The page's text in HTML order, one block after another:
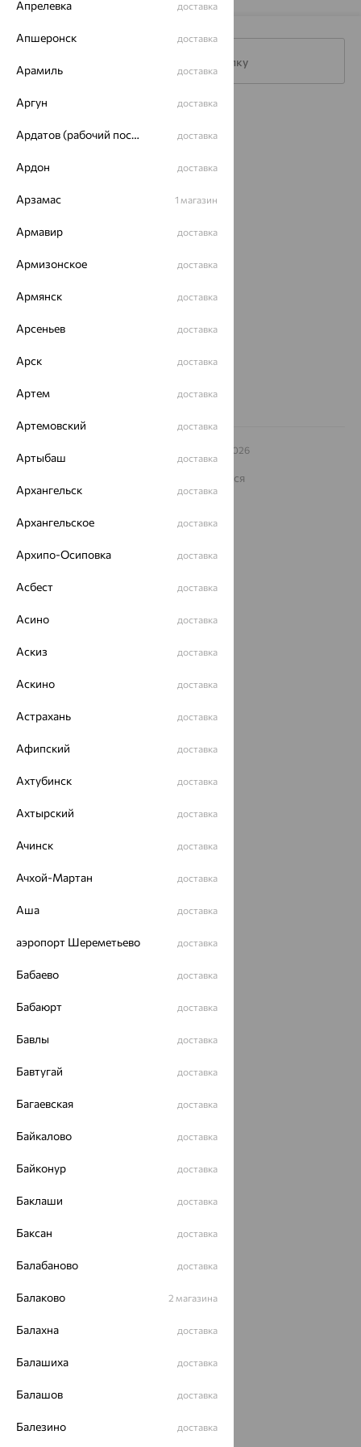
Подписаться на рассылку
Покупателям
О нас
Магазины и доставка г. Липецк
еще 3
Другие города
Заказать звонок
– 2026
Архив акций
Карта сайта
На информационном ресурсе применяются
рекомендательные технологии
Политика конфеденциальности
Разработка сайта —CUBA
Апрелевка доставка
Апшеронск доставка
Арамиль доставка
Аргун доставка
Ардатов (рабочий поселок) доставка
Ардон доставка
Арзамас 1 магазин
Армавир доставка
Армизонское доставка
Армянск доставка
Арсеньев доставка
Арск доставка
Артем доставка
Артемовский доставка
Артыбаш доставка
Архангельск доставка
Архангельское доставка
Архипо-Осиповка доставка
Асбест доставка
Асино доставка
Аскиз доставка
Аскино доставка
Астрахань доставка
Афипский доставка
Ахтубинск доставка
Ахтырский доставка
Ачинск доставка
Ачхой-Мартан доставка
Аша доставка
аэропорт Шереметьево доставка
Бабаево доставка
Бабаюрт доставка
Бавлы доставка
Бавтугай доставка
Багаевская доставка
Байкалово доставка
Байконур доставка
Баклаши доставка
Баксан доставка
Балабаново доставка
Балаково 2 магазина
Балахна доставка
Балашиха доставка
Балашов доставка
Балезино доставка